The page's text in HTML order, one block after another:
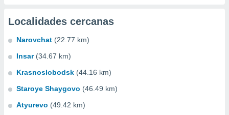
Localidades cercanas
Narovchat (22.77 km)
Insar (34.67 km)
Krasnoslobodsk (44.16 km)
Staroye Shaygovo (46.49 km)
Atyurevo (49.42 km)